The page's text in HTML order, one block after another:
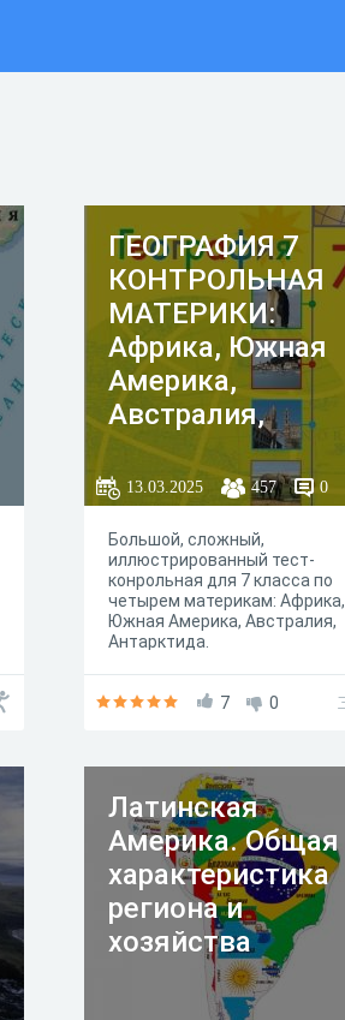
ГЕОГРАФИЯ 7
КОНТРОЛЬНАЯ
МАТЕРИКИ:
Африка, Южная
Америка,
Австралия,
Антарктида (с
мгновенными
ответами).
13.03.2025 457 0
Большой, сложный,
иллюстрированный тест-
конрольная для 7 класса по
четырем материкам: Африка,
Южная Америка, Австралия,
Антарктида.
7 0
Латинская
Америка. Общая
характеристика
региона и
хозяйства